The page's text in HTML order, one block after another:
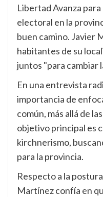
Libertad Avanza
electoral en la
buen camino. Javier
habitantes de su
juntos "para cambiar
En una entrevista
importancia de
común, más allá de
objetivo principal es
kirchnerismo,
para la provincia.
Respecto a la
Martínez confía en